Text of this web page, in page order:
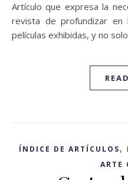
Artículo que expresa la necesidad y el compromiso de la
revista de profundizar en
películas exhibidas, y no
ÍNDICE DE ARTÍCULOS,
ARTE